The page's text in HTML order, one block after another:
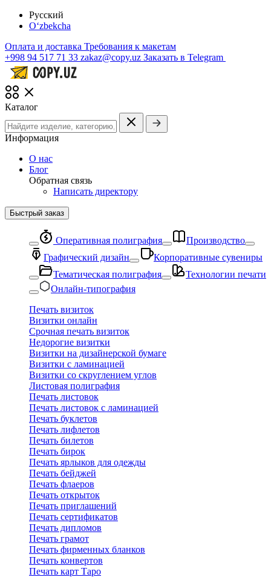
Русский
O‘zbekcha
Оплата и доставка Требования к макетам
+998 94 517 71 33 zakaz@copy.uz Заказать в Telegram
Каталог
Информация
О нас
Блог
Обратная связь
Написать директору
Быстрый заказ
Оперативная полиграфия
Производство
Графический дизайн
Корпоративные сувениры
Тематическая полиграфия
Технологии печати
Онлайн-типография
Печать визиток
Визитки онлайн
Срочная печать визиток
Недорогие визитки
Визитки на дизайнерской бумаге
Визитки с ламинацией
Визитки со скруглением углов
Листовая полиграфия
Печать листовок
Печать листовок с ламинацией
Печать буклетов
Печать лифлетов
Печать билетов
Печать бирок
Печать ярлыков для одежды
Печать бейджей
Печать флаеров
Печать открыток
Печать приглашений
Печать сертификатов
Печать дипломов
Печать грамот
Печать фирменных бланков
Печать конвертов
Печать карт Таро